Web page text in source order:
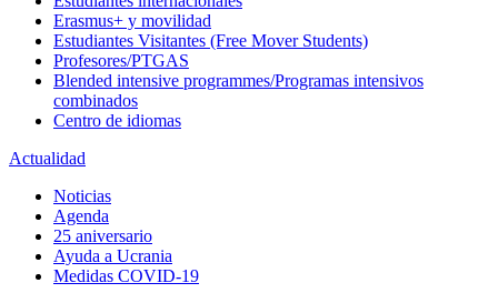
Erasmus+ y movilidad
Estudiantes Visitantes (Free Mover Students)
Profesores/PTGAS
Blended intensive programmes/Programas intensivos
combinados
Centro de idiomas
Actualidad
Noticias
Agenda
25 aniversario
Ayuda a Ucrania
Medidas COVID-19